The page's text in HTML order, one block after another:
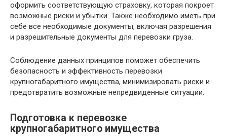
оформить соответствующую страховку, которая покроет
возможные риски и убытки. Также необходимо иметь при
себе все необходимые документы, включая разрешения
и разрешительные документы для перевозки груза.
Соблюдение данных принципов поможет обеспечить
безопасность и эффективность перевозки
крупногабаритного имущества, минимизировать риски и
предотвратить возможные непредвиденные ситуации.
Подготовка к перевозке
крупногабаритного имущества